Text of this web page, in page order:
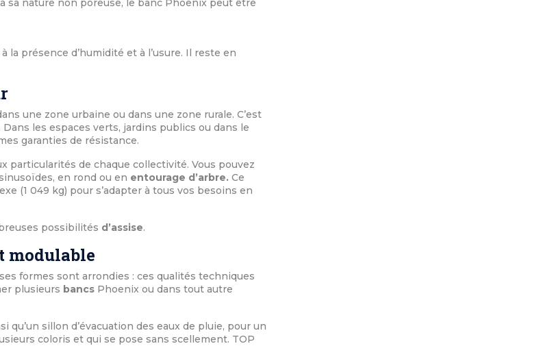
à la présence d’humidité et à l’usure. Il reste en
une zone urbaine ou dans une zone rurale. C’est
. Dans les espaces verts, jardins publics ou dans le
garanties de résistance.
particularités de chaque collectivité. Vous pouvez
en rond ou en entourage d’arbre. Ce
(1 049 kg) pour s’adapter à tous vos besoins en
possibilités d’assise.
modulable
formes sont arrondies : ces qualités techniques
plusieurs bancs Phoenix ou dans tout autre
qu’un sillon d’évacuation des eaux de pluie, pour un
coloris et qui se pose sans scellement. TOP